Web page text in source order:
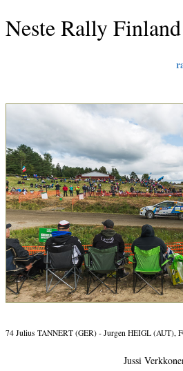
Neste Rally
74 Julius TANNERT (GER) - Jurgen HEIGL (AUT),
Jussi